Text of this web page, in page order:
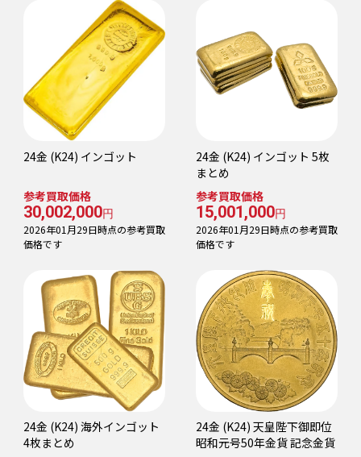
24金 (K24) インゴット
参考買取価格
30,002,000円
2026年01月29日時点の参考買取
価格です
24金 (K24) インゴット 5枚
まとめ
参考買取価格
15,001,000円
2026年01月29日時点の参考買取
価格です
24金 (K24) 海外インゴット
4枚まとめ
24金 (K24) 天皇陛下御即位
昭和元号50年金貨 記念金貨